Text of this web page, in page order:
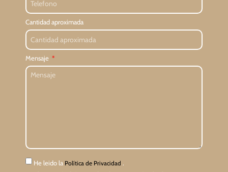
Cantidad aproximada
Mensaje
He leido la Política de Privacidad .